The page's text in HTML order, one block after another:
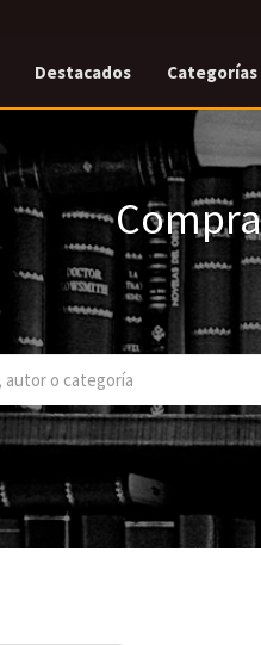
Destacados Categorías